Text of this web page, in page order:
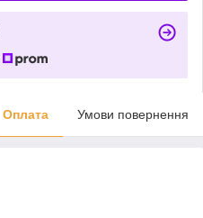
Оплата Умови повернення